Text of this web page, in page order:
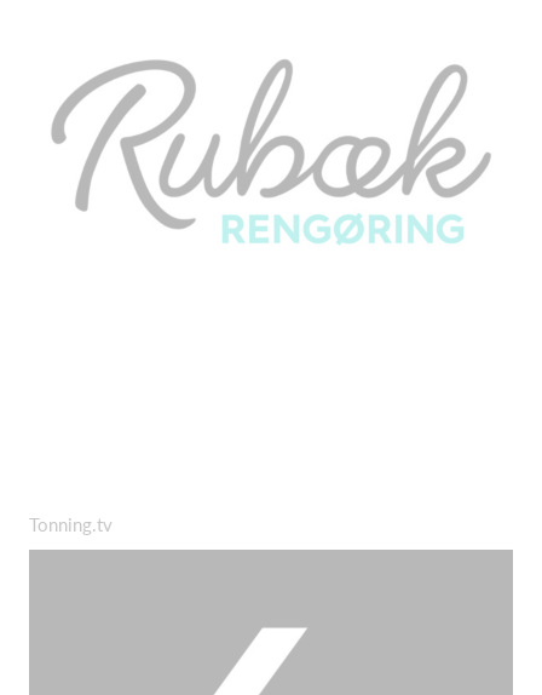
Tonning.tv